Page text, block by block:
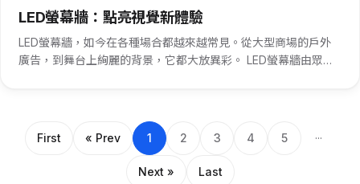
LED螢幕牆：點亮視覺新體驗
LED螢幕牆，如今在各種場合都越來越常見。從大型商場的戶外
廣告，到舞台上絢麗的背景，它都大放異彩。 LED螢幕牆由眾多
First
« Prev 1 2 3 4 5 ···
Next » Last